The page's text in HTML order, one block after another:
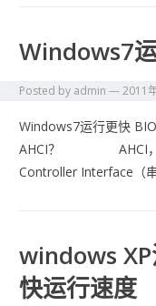
Windows7
Posted by admin —2011
Windows7运行更快
AHCI？ AHCI，全
Controller Interface（
windows
快运行速度